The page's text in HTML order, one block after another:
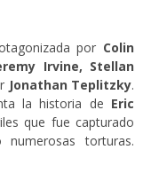
por Colin
Irvine, Stellan
Jonathan Teplitzky.
la historia de Eric
que fue capturado
torturas.